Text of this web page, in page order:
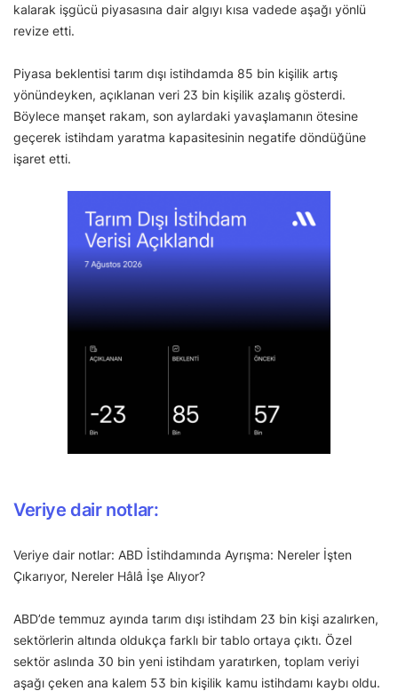
kalarak işgücü piyasasına dair algıyı kısa vadede aşağı yönlü
revize etti.
Piyasa beklentisi tarım dışı istihdamda 85 bin kişilik artış
yönündeyken, açıklanan veri 23 bin kişilik azalış gösterdi.
Böylece manşet rakam, son aylardaki yavaşlamanın ötesine
geçerek istihdam yaratma kapasitesinin negatife döndüğüne
işaret etti.
Veriye dair notlar:
Veriye dair notlar: ABD İstihdamında Ayrışma: Nereler İşten
Çıkarıyor, Nereler Hâlâ İşe Alıyor?
ABD’de temmuz ayında tarım dışı istihdam 23 bin kişi azalırken,
sektörlerin altında oldukça farklı bir tablo ortaya çıktı. Özel
sektör aslında 30 bin yeni istihdam yaratırken, toplam veriyi
aşağı çeken ana kalem 53 bin kişilik kamu istihdamı kaybı oldu.